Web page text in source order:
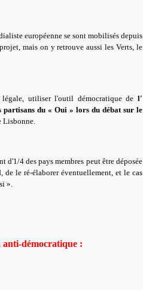
européenne se sont mobilisés depuis
mais on y retrouve aussi les Verts, le
utiliser l'outil démocratique de l'
du « Oui » lors du débat sur le
Lisbonne.
4 des pays membres peut être déposée
le ré-élaborer éventuellement, et le cas
».
démocratique :